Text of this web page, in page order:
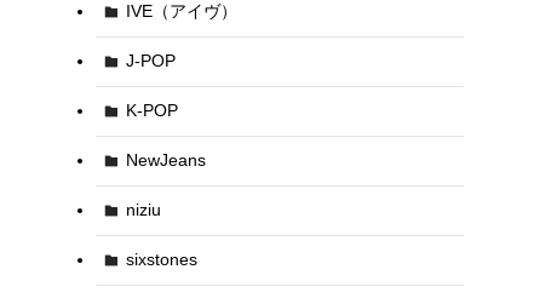
IVE（アイヴ）
J-POP
K-POP
NewJeans
niziu
sixstones